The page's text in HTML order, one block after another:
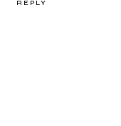
REPLY